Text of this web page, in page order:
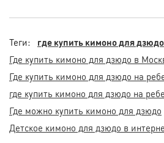
Теги:
где купить кимоно для дзюдо
Где купить кимоно для дзюдо в
Где купить кимоно для дзюдо на
где купить кимоно для дзюдо на
Где можно купить кимоно для дзюдо
Детское кимоно для дзюдо в